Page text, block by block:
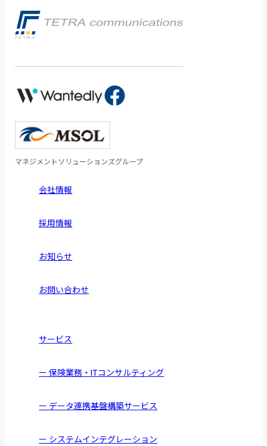
会社情報
採用情報
お知らせ
お問い合わせ
サービス
ー 保険業務・ITコンサルティング
ー データ連携基盤構築サービス
ー システムインテグレーション
マネジメントソリューションズグループ